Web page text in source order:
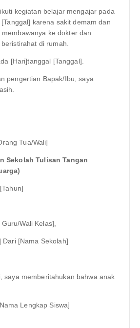
kegiatan belajar mengajar pada
karena sakit demam dan
ke dokter dan
di rumah.
[Hari]tanggal [Tanggal].
pengertian Bapak/Ibu, saya
Tua/Wali]
Sekolah Tulisan Tangan
Wali Kelas],
Dari [Nama Sekolah]
saya memberitahukan bahwa anak
Lengkap Siswa]